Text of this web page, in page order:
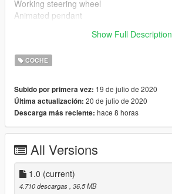
Working steering wheel
Animated pendant
Correct chimney positionShow Full Description
COCHE
Subido por primera vez: 19 de julio de 2020
Última actualización: 20 de julio de 2020
Descarga más reciente: hace 8 horas
All Versions
1.0 (current)
4.710 descargas , 36,5 MB